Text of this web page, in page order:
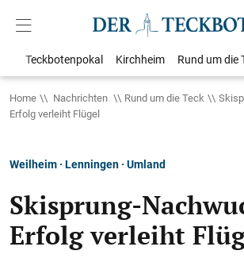
Teckbotenpokal Kirchheim Rund um die
Home Nachrichten Rund um die Teck
Erfolg verleiht Flügel
Weilheim · Lenningen · Umland
Skisprung-
Erfolg verleiht